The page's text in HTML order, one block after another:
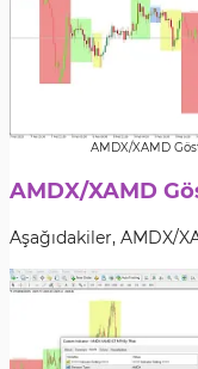
AMDX/XAMD
AMDX/XAMD
Aşağıdakiler, AMDX/